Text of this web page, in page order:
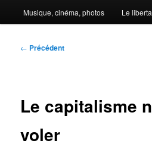
Musique, cinéma, photos Le
Navigation
← Précédent
Le capitalisme
voler